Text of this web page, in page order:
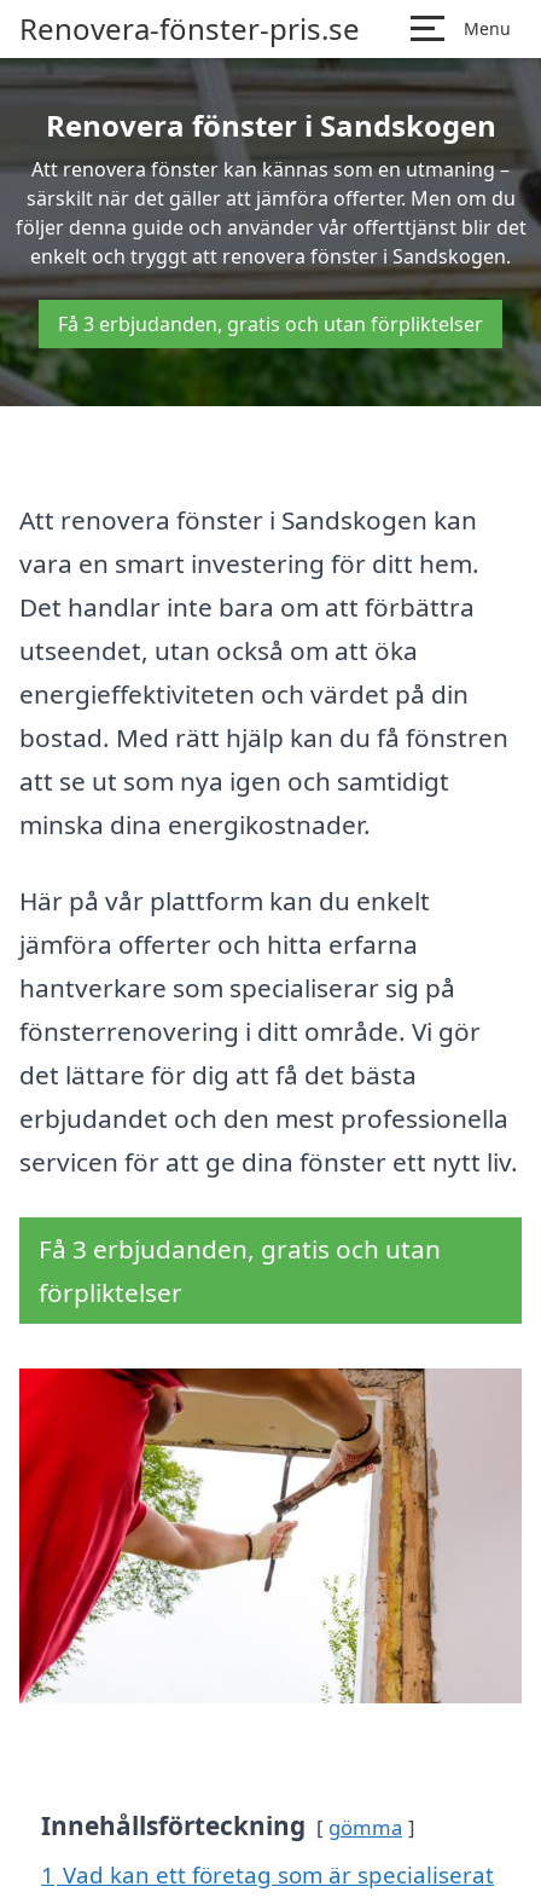
Renovera-fönster-pris.se Menu
Renovera fönster i Sandskogen
Att renovera fönster kan kännas som en utmaning –
särskilt när det gäller att jämföra offerter. Men om du
följer denna guide och använder vår offerttjänst blir det
enkelt och tryggt att renovera fönster i Sandskogen.
Få 3 erbjudanden, gratis och utan förpliktelser
Att renovera fönster i Sandskogen kan
vara en smart investering för ditt hem.
Det handlar inte bara om att förbättra
utseendet, utan också om att öka
energieffektiviteten och värdet på din
bostad. Med rätt hjälp kan du få fönstren
att se ut som nya igen och samtidigt
minska dina energikostnader.
Här på vår plattform kan du enkelt
jämföra offerter och hitta erfarna
hantverkare som specialiserar sig på
fönsterrenovering i ditt område. Vi gör
det lättare för dig att få det bästa
erbjudandet och den mest professionella
servicen för att ge dina fönster ett nytt liv.
Få 3 erbjudanden, gratis och utan
förpliktelser
Innehållsförteckning gömma
1 Vad kan ett företag som är specialiserat